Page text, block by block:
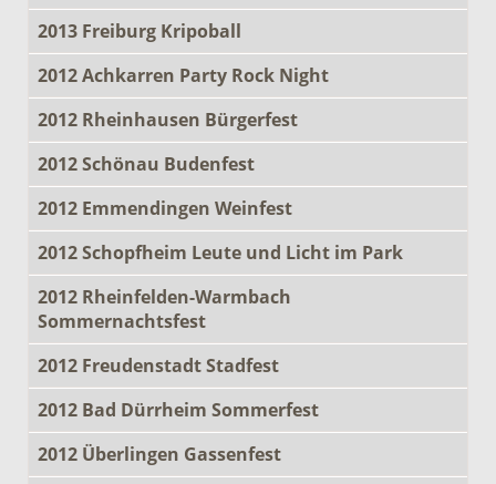
2013 Freiburg Kripoball
2012 Achkarren Party Rock Night
2012 Rheinhausen Bürgerfest
2012 Schönau Budenfest
2012 Emmendingen Weinfest
2012 Schopfheim Leute und Licht im Park
2012 Rheinfelden-Warmbach
Sommernachtsfest
2012 Freudenstadt Stadfest
2012 Bad Dürrheim Sommerfest
2012 Überlingen Gassenfest